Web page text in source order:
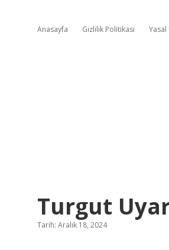
Anasayfa Gizlilik Politikası Yasal
Turgut
Tarih: Aralık 18, 2024